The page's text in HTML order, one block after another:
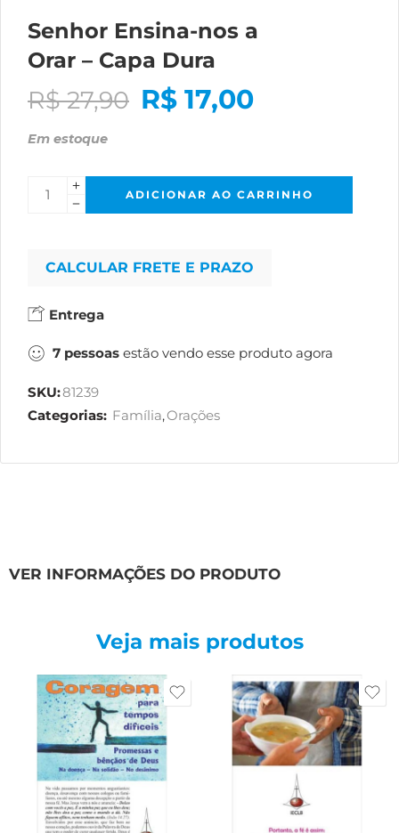
Senhor Ensina-nos a
Orar – Capa Dura
R$27,90 R$ 17,00
Em estoque
ADICIONAR AO CARRINHO
CALCULAR FRETE E PRAZO
Entrega
7 pessoas estão vendo esse produto agora
SKU:81239
Categorias: Família,Orações
VER INFORMAÇÕES DO PRODUTO
Veja mais produtos